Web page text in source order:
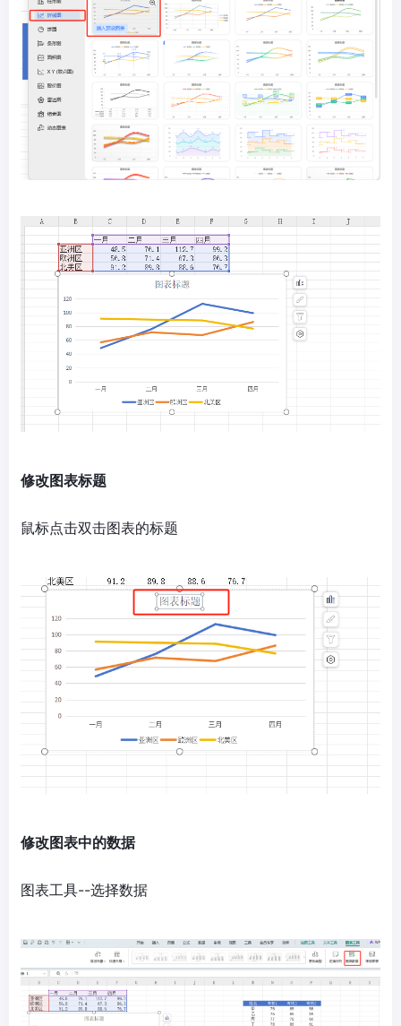
修改图表标题
鼠标点击双击图表的标题
修改图表中的数据
图表工具--选择数据